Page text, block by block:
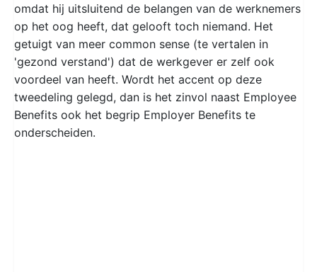
omdat hij uitsluitend de belangen van de werknemers
op het oog heeft, dat gelooft toch niemand. Het
getuigt van meer common sense (te vertalen in
'gezond verstand') dat de werkgever er zelf ook
voordeel van heeft. Wordt het accent op deze
tweedeling gelegd, dan is het zinvol naast Employee
Benefits ook het begrip Employer Benefits te
onderscheiden.